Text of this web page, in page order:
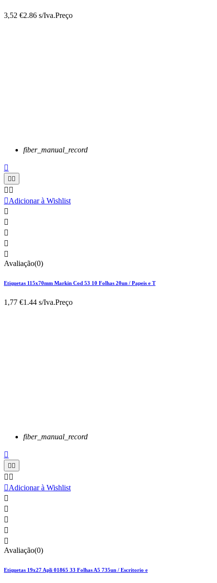
3,52 €2.86 s/Iva.Preço
fiber_manual_record


 
Adicionar à Wishlist





Avaliação(0)
Etiquetas 115x70mm Markin Cod 53 10 Folhas 20un / Papeis e T
1,77 €1.44 s/Iva.Preço
fiber_manual_record


 
Adicionar à Wishlist





Avaliação(0)
Etiquetas 19x27 Apli 01865 33 Folhas A5 735un / Escritorio e